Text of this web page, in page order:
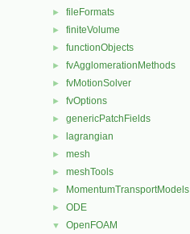
► fileFormats
► finiteVolume
► functionObjects
► fvAgglomerationMethods
► fvMotionSolver
► fvOptions
► genericPatchFields
► lagrangian
► mesh
► meshTools
► MomentumTransportModels
► ODE
▼ OpenFOAM